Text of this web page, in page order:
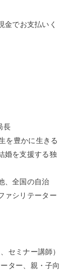
でお支払いく
長
を豊かに生きる
婚を支援する独
、全国の自治
ァシリテーター
セミナー講師）
ター、親・子向